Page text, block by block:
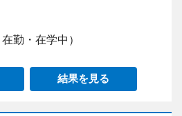
勤・在学中）
結果を見る